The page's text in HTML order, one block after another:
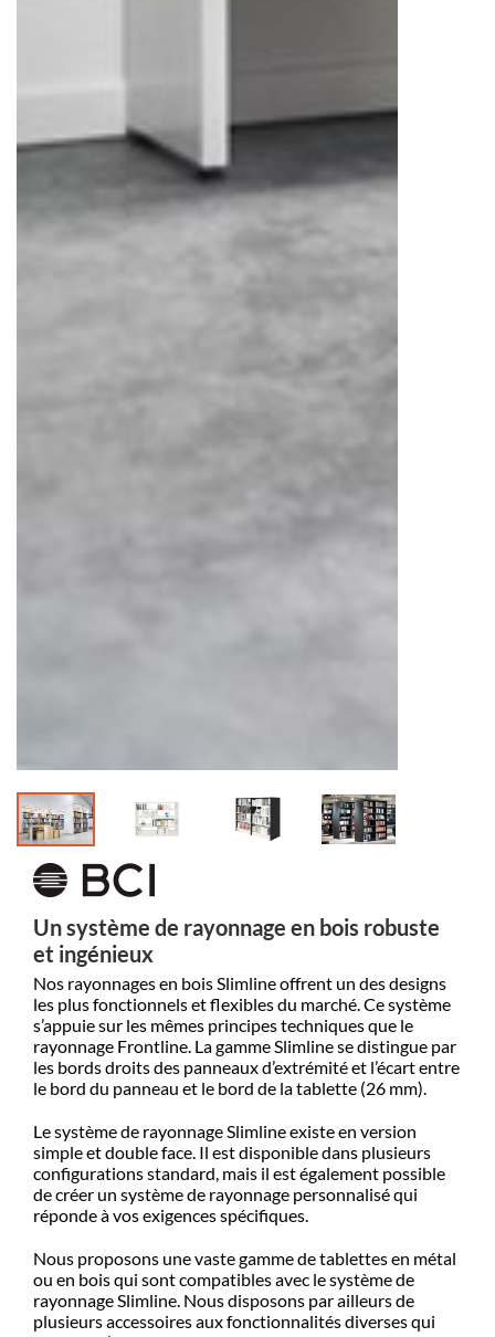
Un système de rayonnage en bois robuste
et ingénieux
Nos rayonnages en bois Slimline offrent un des designs
les plus fonctionnels et flexibles du marché. Ce système
s’appuie sur les mêmes principes techniques que le
rayonnage Frontline. La gamme Slimline se distingue par
les bords droits des panneaux d’extrémité et l’écart entre
le bord du panneau et le bord de la tablette (26 mm).
Le système de rayonnage Slimline existe en version
simple et double face. Il est disponible dans plusieurs
configurations standard, mais il est également possible
de créer un système de rayonnage personnalisé qui
réponde à vos exigences spécifiques.
Nous proposons une vaste gamme de tablettes en métal
ou en bois qui sont compatibles avec le système de
rayonnage Slimline. Nous disposons par ailleurs de
plusieurs accessoires aux fonctionnalités diverses qui